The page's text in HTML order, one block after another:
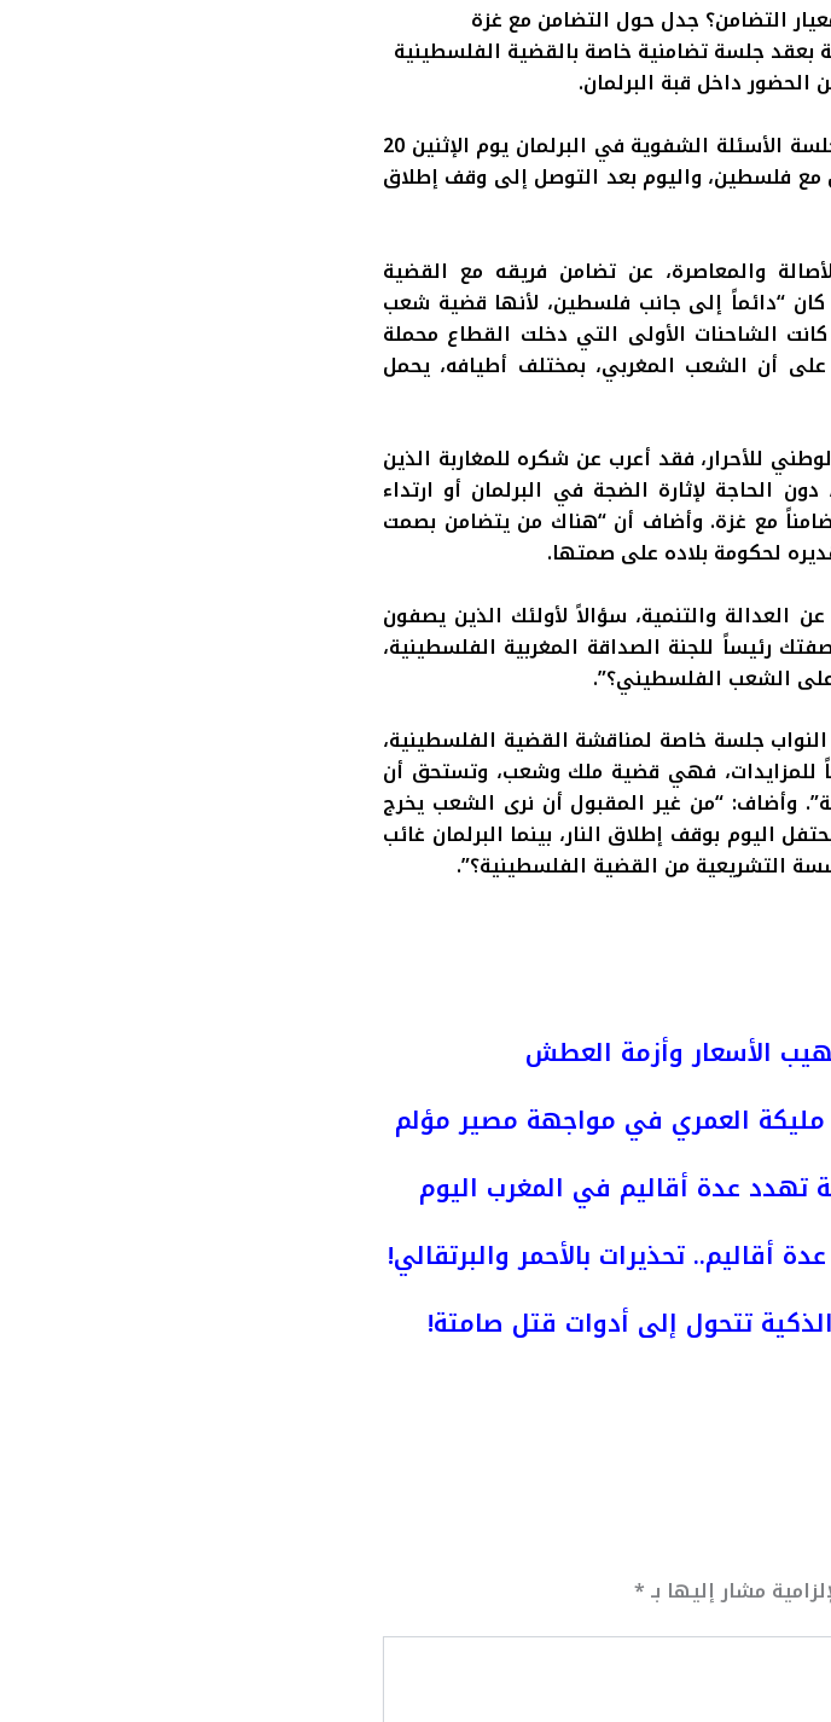
التضامن؟ جدل حول التضامن مع غزة
بعقد جلسة تضامنية خاصة بالقضية الفلسطينية
الحضور داخل قبة البرلمان.
وقال عبد الله بووانو، رئيس المجموعة، خلال جلسة الأسئلة الشفوية في البرلمان يوم الإثنين 20
مع فلسطين، واليوم بعد التوصل إلى وقف إطلاق
والمعاصرة، عن تضامن فريقه مع القضية
كان “دائماً إلى جانب فلسطين، لأنها قضية شعب
الشاحنات الأولى التي دخلت القطاع محملة
على أن الشعب المغربي، بمختلف أطيافه، يحمل
للأحرار، فقد أعرب عن شكره للمغاربة الذين
الحاجة لإثارة الضجة في البرلمان أو ارتداء
مع غزة. وأضاف أن “هناك من يتضامن بصمت
لحكومة بلاده على صمتها.
والتنمية، سؤالاً لأولئك الذين يصفون
رئيساً للجنة الصداقة المغربية الفلسطينية،
.
جلسة خاصة لمناقشة القضية الفلسطينية،
للمزايدات، فهي قضية ملك وشعب، وتستحق أن
وأضاف: “من غير المقبول أن نرى الشعب يخرج
اليوم بوقف إطلاق النار، بينما البرلمان غائب
التشريعية من القضية الفلسطينية؟”.
الأسعار وأزمة العطش
مليكة العمري في مواجهة مصير مؤلم
تهدد عدة أقاليم في المغرب اليوم
أقاليم.. تحذيرات بالأحمر والبرتقالي!
تتحول إلى أدوات قتل صامتة!
مشار إليها بـ*